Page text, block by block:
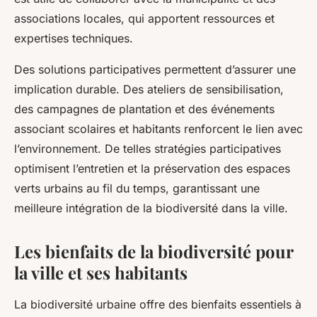
associations locales, qui apportent ressources et
expertises techniques.
Des solutions participatives permettent d’assurer une
implication durable. Des ateliers de sensibilisation,
des campagnes de plantation et des événements
associant scolaires et habitants renforcent le lien avec
l’environnement. De telles stratégies participatives
optimisent l’entretien et la préservation des espaces
verts urbains au fil du temps, garantissant une
meilleure intégration de la biodiversité dans la ville.
Les bienfaits de la biodiversité pour
la ville et ses habitants
La biodiversité urbaine offre des bienfaits essentiels à